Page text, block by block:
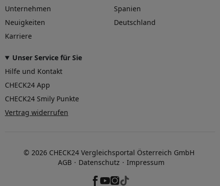
Unternehmen
Neuigkeiten
Karriere
Spanien
Deutschland
Unser Service für Sie
Hilfe und Kontakt
CHECK24 App
CHECK24 Smily Punkte
Vertrag widerrufen
© 2026 CHECK24 Vergleichsportal Österreich GmbH
AGB
Datenschutz Impressum